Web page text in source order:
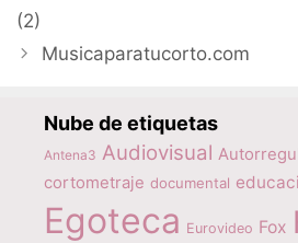
(2)
Musicaparatucorto.com
Nube de etiquetas
Antena3 Audiovisual
cortometraje documental
Egoteca Eurovideo Fox